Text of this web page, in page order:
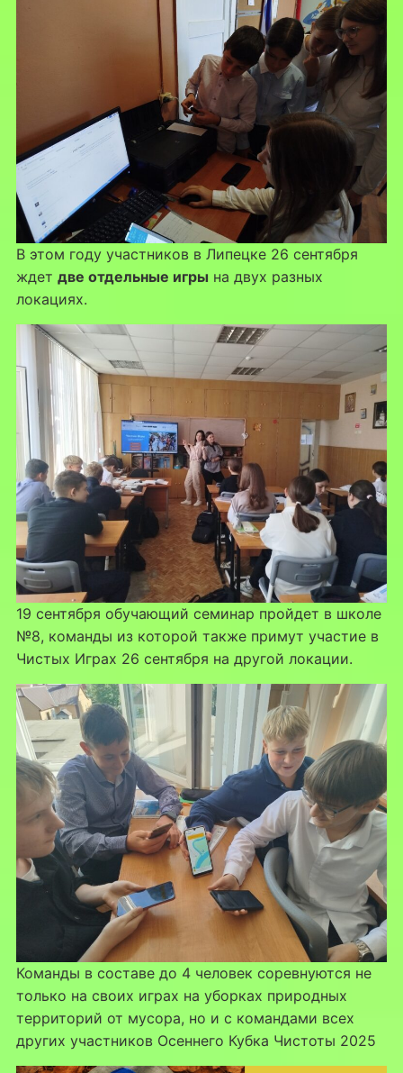
В этом году участников в Липецке 26 сентября
ждет две отдельные игры на двух разных
локациях.
19 сентября обучающий семинар пройдет в школе
№8, команды из которой также примут участие в
Чистых Играх 26 сентября на другой локации.
Команды в составе до 4 человек соревнуются не
только на своих играх на уборках природных
территорий от мусора, но и с командами всех
других участников Осеннего Кубка Чистоты 2025